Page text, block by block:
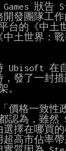
狀告
開發團隊工
台的《中土
土世界：
Ubisoft 在
，發了一封
。
價格一致性
認為，雖然
擇在哪買
高市佔率